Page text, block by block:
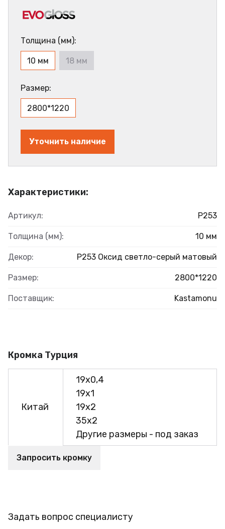
Характеристики:
Артикул: Р253
Толщина (мм): 10 мм
Декор: Р253 Оксид светло-серый матовый
Размер: 2800*1220
Поставщик: Kastamonu
Толщина (мм):
10 мм 18 мм
Размер:
2800*1220
Уточнить наличие
Кромка Турция
Китай
19х0,4
19х1
19х2
35х2
Другие размеры - под заказ
Запросить кромку
Задать вопрос специалисту